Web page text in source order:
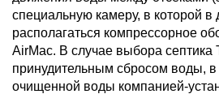
специальную камеру, в которой
располагаться компрессорное
AirMac. В случае выбора септика
принудительным сбросом воды, в
очищенной воды компанией-